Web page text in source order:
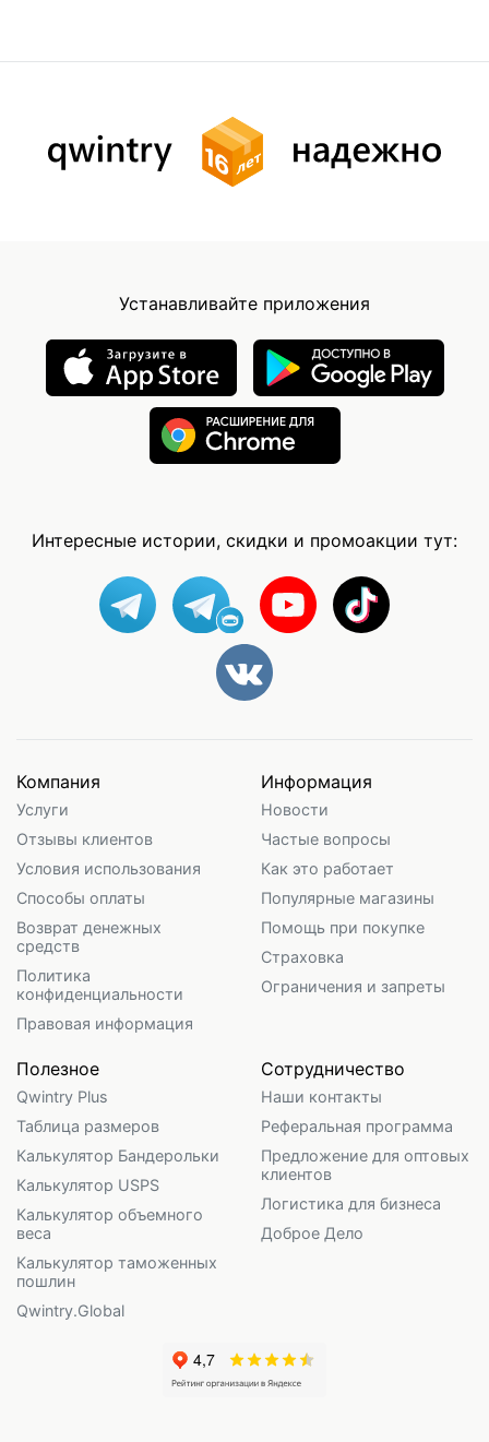
Устанавливайте приложения
Интересные истории, скидки и промоакции тут:
Компания
Услуги
Отзывы клиентов
Условия использования
Способы оплаты
Возврат денежных
средств
Политика
конфиденциальности
Правовая информация
Информация
Новости
Частые вопросы
Как это работает
Популярные магазины
Помощь при покупке
Страховка
Ограничения и запреты
Полезное
Qwintry Plus
Таблица размеров
Калькулятор Бандерольки
Калькулятор USPS
Калькулятор объемного
веса
Калькулятор таможенных
пошлин
Qwintry.Global
Сотрудничество
Наши контакты
Реферальная программа
Предложение для оптовых
клиентов
Логистика для бизнеса
Доброе Дело